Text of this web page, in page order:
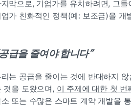
지막으로, 기업가를 유치하려면, 그
업가 친화적인 정책(예: 보조금)을 개
급을 줄여야 합니다”
리는 공급을 줄이는 것에 반대하지
것을 도왔으며, 이 주제에 대한 첫 번
소 또는 수많은 스마트 계약 개발을